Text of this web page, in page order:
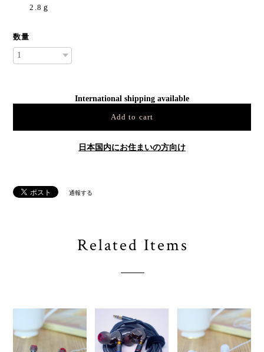
2.8ｇ
数量
International shipping available
Add to cart
日本国内にお住まいの方向け
通報する
Related Items